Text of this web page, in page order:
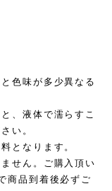
色味が多少異なる
、液体で濡らすこ
い。
となります。
せん。ご購入頂い
商品到着後必ずご